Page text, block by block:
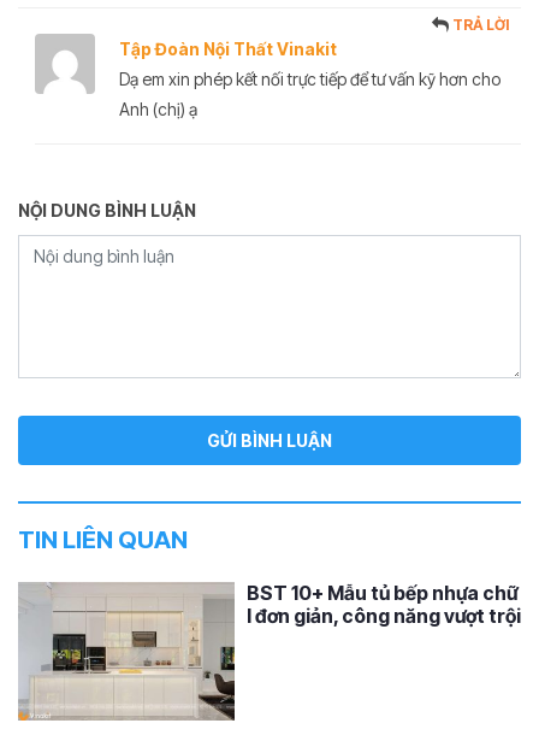
Tập Đoàn Nội Thất Vinakit
TRẢ LỜI
Dạ em xin phép kết nối trực tiếp để tư vấn kỹ hơn cho
Anh (chị) ạ
NỘI DUNG BÌNH LUẬN
TIN LIÊN QUAN
BST 10+ Mẫu tủ bếp nhựa chữ
I đơn giản, công năng vượt trội